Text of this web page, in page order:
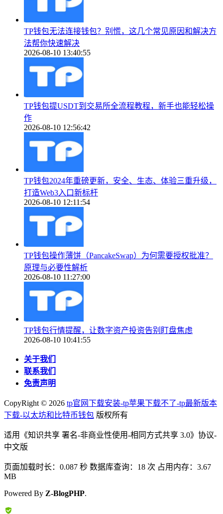
TP钱包无法连接钱包？别慌，这几个常见原因和解决方
法帮你快速解决
2026-08-10 13:40:55
TP钱包提USDT到交易所全流程教程，新手也能轻松操
作
2026-08-10 12:56:42
TP钱包2024年重磅更新，安全、生态、体验三重升级，
打造Web3入口新标杆
2026-08-10 12:11:54
TP钱包操作薄饼（PancakeSwap）为何需要授权批准？
原理与必要性解析
2026-08-10 11:27:00
TP钱包行情提醒，让数字资产投资告别盯盘焦虑
2026-08-10 10:41:55
关于我们
联系我们
免责声明
CopyRight © 2026 tp官网下载安装-tp苹果下载不了-tp最新版本
下载-以太坊和比特币钱包 版权所有
适用《知识共享 署名-非商业性使用-相同方式共享 3.0》协议-
中文版
页面加载时长：0.087 秒 数据库查询：18 次 占用内存：3.67
MB
Powered By Z-BlogPHP.